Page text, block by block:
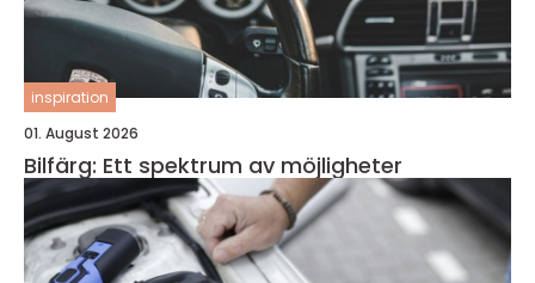
inspiration
01. August 2026
Bilfärg: Ett spektrum av möjligheter